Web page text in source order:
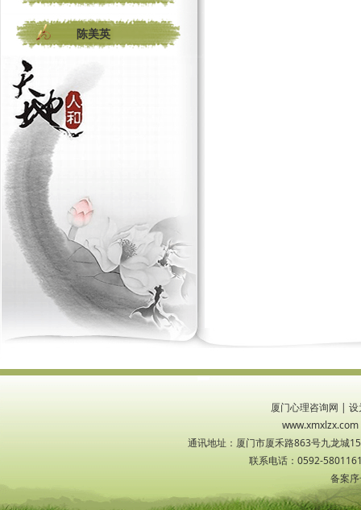
陈美英
厦门心理咨询网 | 设
通讯地址：厦门市厦禾路863号九龙城
联系电话：0592-
备案